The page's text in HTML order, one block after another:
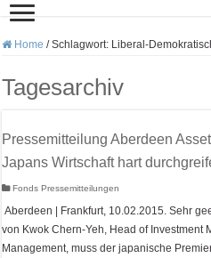
Home / Schlagwort: Liberal-
Tagesarchiv
Pressemitteilung Aberdeen
Japans Wirtschaft hart
Fonds Pressemitteilungen
Aberdeen | Frankfurt, 10.02.2015. Sehr
von Kwok Chern-Yeh, Head of Investment
Management, muss der japanische